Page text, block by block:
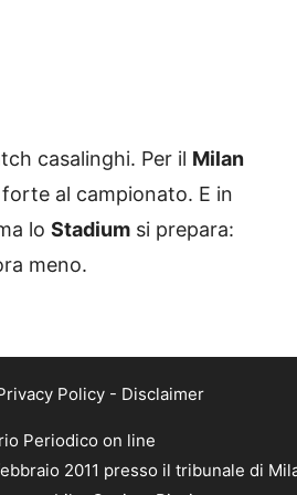
casalinghi. Per il Milan
al campionato. E in
lo Stadium si prepara:
meno.
Policy- Disclaimer
Periodico on line
2011 presso il tribunale di